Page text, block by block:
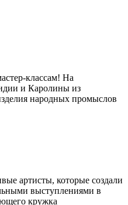
классам! На
и Каролины из
народных промыслов
артисты, которые создали
выступлениями в
кружка